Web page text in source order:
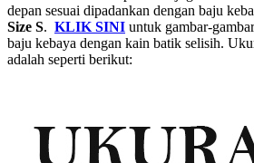
depan sesuai dipadankan dengan baju
Size S. KLIK SINI untuk gambar-
baju kebaya dengan kain batik selisih.
adalah seperti berikut: